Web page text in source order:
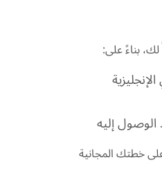
بناءً على:
إليه
خطتك المجانية